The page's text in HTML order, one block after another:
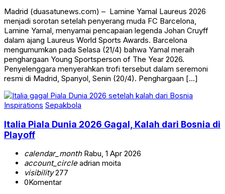
Madrid (duasatunews.com) – Lamine Yamal Laureus 2026
menjadi sorotan setelah penyerang muda FC Barcelona,
Lamine Yamal, menyamai pencapaian legenda Johan Cruyff
dalam ajang Laureus World Sports Awards. Barcelona
mengumumkan pada Selasa (21/4) bahwa Yamal meraih
penghargaan Young Sportsperson of The Year 2026.
Penyelenggara menyerahkan trofi tersebut dalam seremoni
resmi di Madrid, Spanyol, Senin (20/4). Penghargaan […]
Inspirations Sepakbola
Italia Piala Dunia 2026 Gagal, Kalah dari Bosnia di
Playoff
calendar_monthRabu, 1 Apr 2026
account_circleadrian moita
visibility277
0Komentar